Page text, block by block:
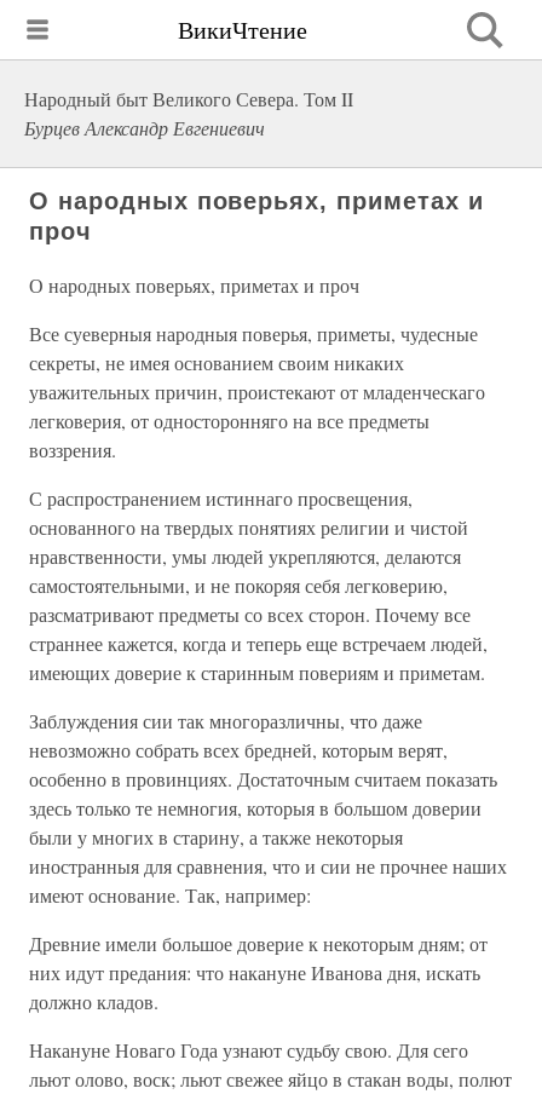
ВикиЧтение
Народный быт Великого Севера. Том II
Бурцев Александр Евгениевич
О народных поверьях, приметах и
проч
О народных поверьях, приметах и проч
Все суеверныя народныя поверья, приметы, чудесные
секреты, не имея основанием своим никаких
уважительных причин, проистекают от младенческаго
легковерия, от односторонняго на все предметы
воззрения.
С распространением истиннаго просвещения,
основанного на твердых понятиях религии и чистой
нравственности, умы людей укрепляются, делаются
самостоятельными, и не покоряя себя легковерию,
разсматривают предметы со всех сторон. Почему все
страннее кажется, когда и теперь еще встречаем людей,
имеющих доверие к старинным повериям и приметам.
Заблуждения сии так многоразличны, что даже
невозможно собрать всех бредней, которым верят,
особенно в провинциях. Достаточным считаем показать
здесь только те немногия, которыя в большом доверии
были у многих в старину, а также некоторыя
иностранныя для сравнения, что и сии не прочнее наших
имеют основание. Так, например:
Древние имели большое доверие к некоторым дням; от
них идут предания: что накануне Иванова дня, искать
должно кладов.
Накануне Новаго Года узнают судьбу свою. Для сего
льют олово, воск; льют свежее яйцо в стакан воды, полют